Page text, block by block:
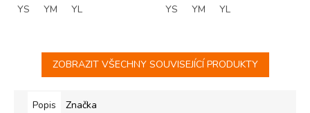
YS YM YL YS YM YL
ZOBRAZIT VŠECHNY SOUVISEJÍCÍ PRODUKTY
Popis Značka